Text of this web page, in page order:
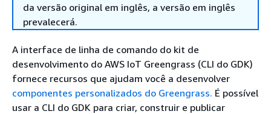
da versão original em inglês, a versão em inglês
prevalecerá.
A interface de linha de comando do kit de
desenvolvimento do AWS IoT Greengrass (CLI do GDK)
fornece recursos que ajudam você a desenvolver
componentes personalizados do Greengrass. É possível
usar a CLI do GDK para criar, construir e publicar